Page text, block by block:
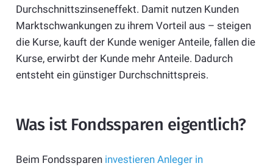
Durchschnittszinseneffekt. Damit nutzen Kunden
Marktschwankungen zu ihrem Vorteil aus – steigen
die Kurse, kauft der Kunde weniger Anteile, fallen die
Kurse, erwirbt der Kunde mehr Anteile. Dadurch
entsteht ein günstiger Durchschnittspreis.
Was ist Fondssparen eigentlich?
Beim Fondssparen investieren Anleger in